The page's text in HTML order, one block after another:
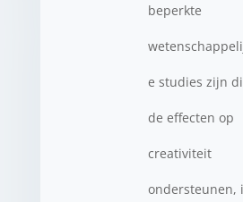
beperkte
e studies zijn
de effecten op
creativiteit
ondersteunen,